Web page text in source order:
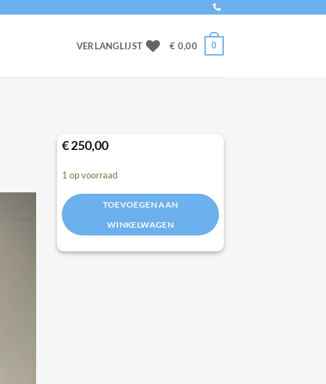
VERLANGLIJST € 0,00 0
€250,00
1 op voorraad
TOEVOEGEN AAN
WINKELWAGEN